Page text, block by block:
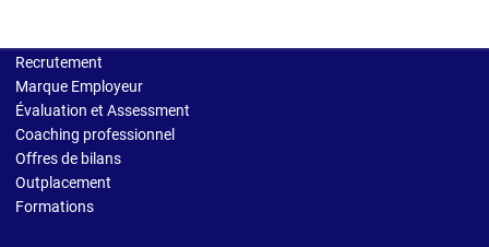
Recrutement
Marque Employeur
Évaluation et Assessment
Coaching professionnel
Offres de bilans
Outplacement
Formations